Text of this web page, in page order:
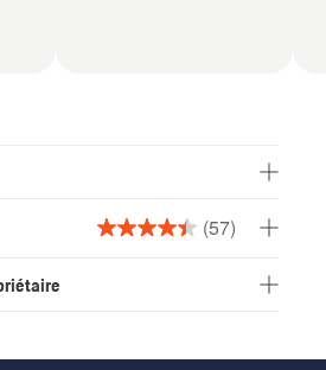
(57)
4.5
57